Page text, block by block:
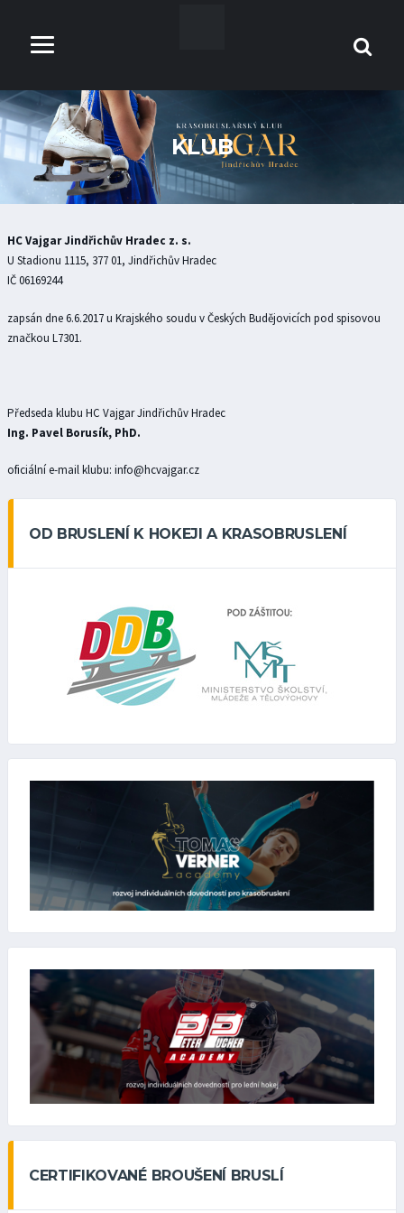
KLUB
HC Vajgar Jindřichův Hradec z. s.
U Stadionu 1115, 377 01, Jindřichův Hradec
IČ 06169244
zapsán dne 6.6.2017 u Krajského soudu v Českých Budějovicích pod spisovou
značkou L7301.
Předseda klubu HC Vajgar Jindřichův Hradec
Ing. Pavel Borusík, PhD.
oficiální e-mail klubu: info@hcvajgar.cz
OD BRUSLENÍ K HOKEJI A KRASOBRUSLENÍ
CERTIFIKOVANÉ BROUŠENÍ BRUSLÍ